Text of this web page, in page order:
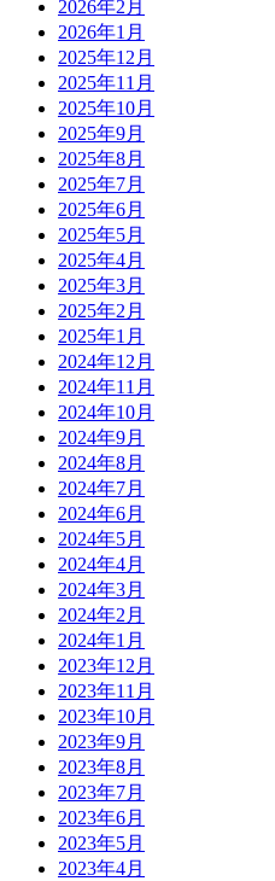
2026年2月
2026年1月
2025年12月
2025年11月
2025年10月
2025年9月
2025年8月
2025年7月
2025年6月
2025年5月
2025年4月
2025年3月
2025年2月
2025年1月
2024年12月
2024年11月
2024年10月
2024年9月
2024年8月
2024年7月
2024年6月
2024年5月
2024年4月
2024年3月
2024年2月
2024年1月
2023年12月
2023年11月
2023年10月
2023年9月
2023年8月
2023年7月
2023年6月
2023年5月
2023年4月